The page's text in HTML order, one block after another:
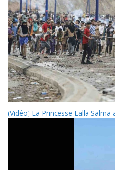
(Vidéo) La Princesse Lalla Salma